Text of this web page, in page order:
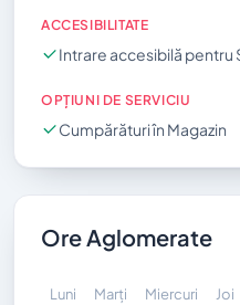
ACCESIBILITATE
Intrare accesibilă pentru
OPȚIUNI DE SERVICIU
Cumpărături în Magazin
Ore Aglomerate
Luni Marți Miercuri Joi